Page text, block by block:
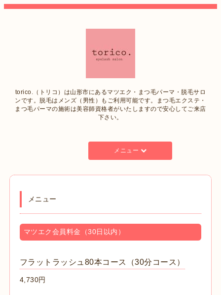
torico.（トリコ）は山形市にあるマツエク・まつ毛パーマ・脱毛サロ
ンです。脱毛はメンズ（男性）もご利用可能です。まつ毛エクステ・
まつ毛パーマの施術は美容師資格者がいたしますので安心してご来店
下さい。
メニュー
メニュー
マツエク会員料金（30日以内）
フラットラッシュ80本コース（30分コース）
4,730円